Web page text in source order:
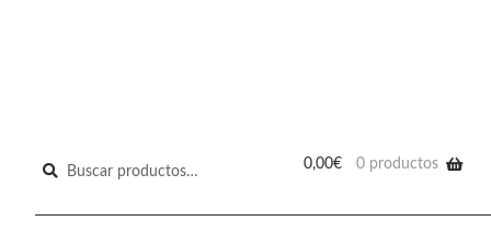
Buscar
0,00€ 0 productos